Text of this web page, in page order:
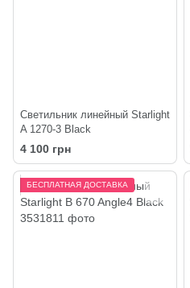
Светильник линейный Starlight
A 1270-3 Black
4 100 грн
БЕСПЛАТНАЯ ДОСТАВКА